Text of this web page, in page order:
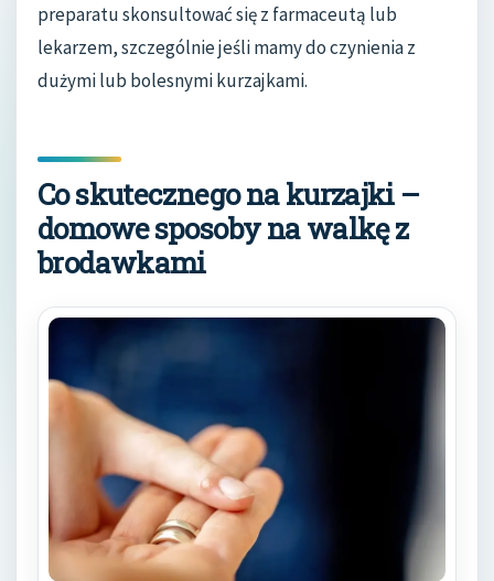
preparatu skonsultować się z farmaceutą lub
lekarzem, szczególnie jeśli mamy do czynienia z
dużymi lub bolesnymi kurzajkami.
Co skutecznego na kurzajki –
domowe sposoby na walkę z
brodawkami